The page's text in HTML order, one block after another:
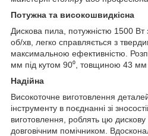
Потужна та високошвидкісна
Дискова пила, потужністю 1500
об/хв, легко справляється з
максимальною ефективністю.
мм під кутом 90⁰, товщиною 43 мм
Надійна
Високоточне виготовлення
інструменту в поєднанні зі
виготовлення, роблять цю
довговічним помічником.